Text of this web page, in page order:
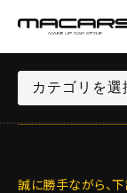
誠に勝手ながら、